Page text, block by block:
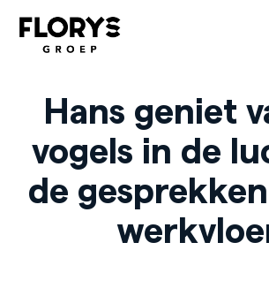
Hans geniet
vogels in de
de